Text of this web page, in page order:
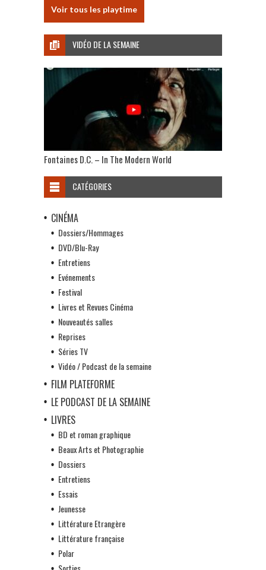
Voir tous les playtime
VIDÉO DE LA SEMAINE
Fontaines D.C. – In The Modern World
CATÉGORIES
CINÉMA
Dossiers/Hommages
DVD/Blu-Ray
Entretiens
Evénements
Festival
Livres et Revues Cinéma
Nouveautés salles
Reprises
Séries TV
Vidéo / Podcast de la semaine
FILM PLATEFORME
LE PODCAST DE LA SEMAINE
LIVRES
BD et roman graphique
Beaux Arts et Photographie
Dossiers
Entretiens
Essais
Jeunesse
Littérature Etrangère
Littérature française
Polar